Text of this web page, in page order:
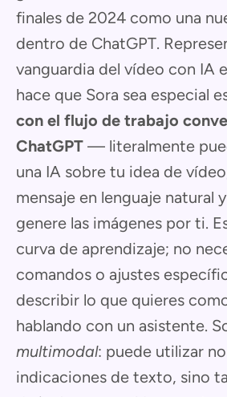
finales de 2024 como una
dentro de ChatGPT.
vanguardia del vídeo con IA
hace que Sora sea especial
con el flujo de trabajo
ChatGPT — literalmente
una IA sobre tu idea de
mensaje en lenguaje natural
genere las imágenes por ti.
curva de aprendizaje; no
comandos o ajustes
describir lo que quieres
hablando con un asistente.
multimodal: puede utilizar
indicaciones de texto, sino